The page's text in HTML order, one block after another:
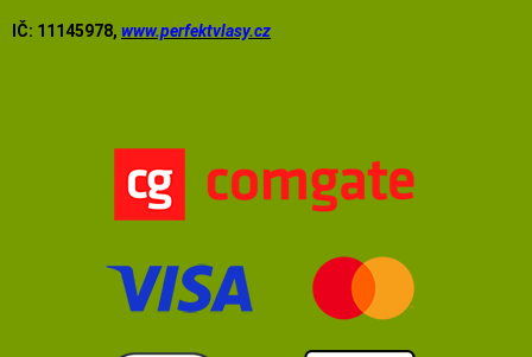
IČ: 11145978, www.perfektvlasy.cz